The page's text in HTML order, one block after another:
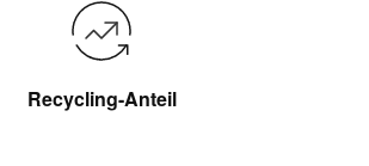
Recycling-Anteil